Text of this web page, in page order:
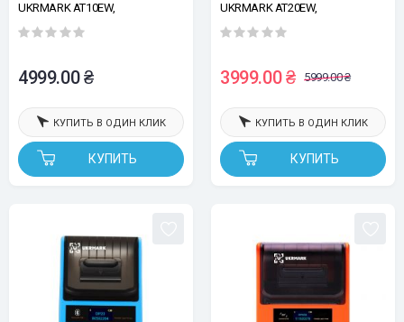
UKRMARK AT10EW,
USB/Bluetooth, рулоны 15-58мм.
на термобумаге и полимерных
этикетках
4999.00 ₴
КУПИТЬ
КУПИТЬ В ОДИН КЛИК
UKRMARK AT20EW,
USB/Bluetooth, рулоны 20-80мм,
на термобумаге и полимерных
этикетках.
3999.00 ₴ 5999.00 ₴
КУПИТЬ
КУПИТЬ В ОДИН КЛИК